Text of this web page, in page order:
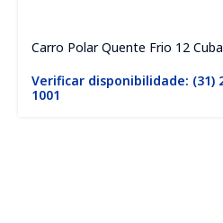
Carro Polar Quente Frio 12
Verificar disponibilidade: (31)
1001